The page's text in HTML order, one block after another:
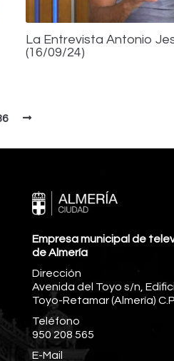
La Entrevista Antonio
(16/09/24)
Empresa municipal de
de Almería
Dirección
Avenida del Toyo s/n,
Toyo-Retamar (Almería)
Teléfono
950 208 565
E-Mail